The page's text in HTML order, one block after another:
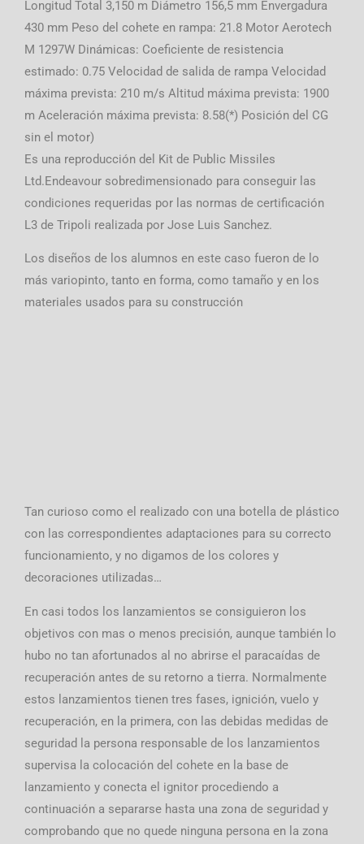
Longitud Total 3,150 m Diámetro 156,5 mm Envergadura
430 mm Peso del cohete en rampa: 21.8 Motor Aerotech
M 1297W Dinámicas: Coeficiente de resistencia
estimado: 0.75 Velocidad de salida de rampa Velocidad
máxima prevista: 210 m/s Altitud máxima prevista: 1900
m Aceleración máxima prevista: 8.58(*) Posición del CG
sin el motor)
Es una reproducción del Kit de Public Missiles
Ltd.Endeavour sobredimensionado para conseguir las
condiciones requeridas por las normas de certificación
L3 de Tripoli realizada por Jose Luis Sanchez.
Los diseños de los alumnos en este caso fueron de lo
más variopinto, tanto en forma, como tamaño y en los
materiales usados para su construcción
Tan curioso como el realizado con una botella de plástico
con las correspondientes adaptaciones para su correcto
funcionamiento, y no digamos de los colores y
decoraciones utilizadas…
En casi todos los lanzamientos se consiguieron los
objetivos con mas o menos precisión, aunque también lo
hubo no tan afortunados al no abrirse el paracaídas de
recuperación antes de su retorno a tierra. Normalmente
estos lanzamientos tienen tres fases, ignición, vuelo y
recuperación, en la primera, con las debidas medidas de
seguridad la persona responsable de los lanzamientos
supervisa la colocación del cohete en la base de
lanzamiento y conecta el ignitor procediendo a
continuación a separarse hasta una zona de seguridad y
comprobando que no quede ninguna persona en la zona